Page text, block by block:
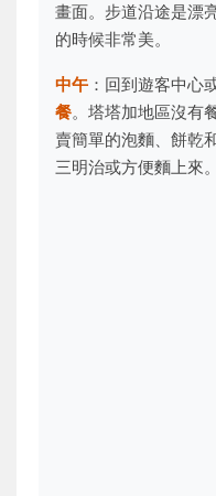
畫面。步道沿途是漂
的時候非常美。
中午 ：回到遊客中心
餐。塔塔加地區沒有
賣簡單的泡麵、餅乾
三明治或方便麵上來。